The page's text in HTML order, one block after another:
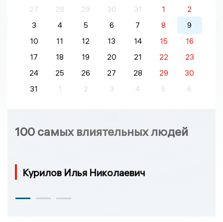
27
28 29 30 31 1
2
3
4 5 6 7 8
9
10
11 12 13 14 15
16
17
18 19 20 21 22
23
24
25 26 27 28 29
30
31
1 2 3 4 5 6
100 самых влиятельных людей
Курилов Илья Николаевич